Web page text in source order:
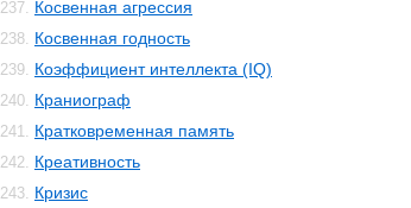
237. Косвенная агрессия
238. Косвенная годность
239. Коэффициент интеллекта (IQ)
240. Краниограф
241. Кратковременная память
242. Креативность
243. Кризис